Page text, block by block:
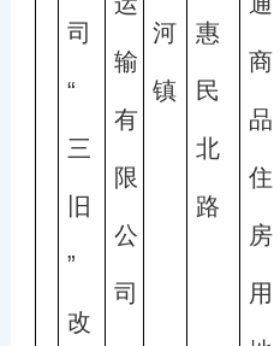
司
“
三
旧
”
改
输
有
限
公
司
河
镇
惠
民
北
路
商
品
住
房
用